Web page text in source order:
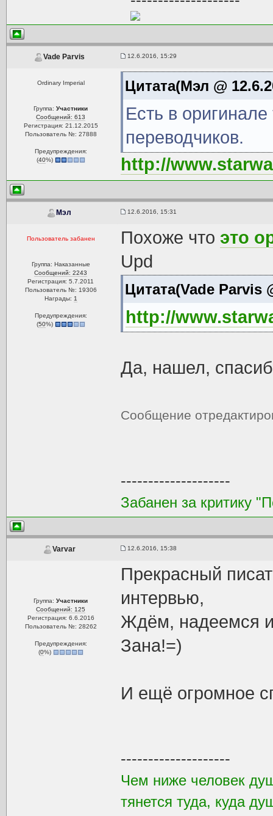
Vade Parvis 12.6.2016, 15:29
Ordinary Imperial
Группа:Участники
Сообщений: 613
Регистрация: 21.12.2015
Пользователь №: 27888
Предупреждения:
(40%)
Цитата(Мэл @
Есть в
переводчиков.
http://
Мэл 12.6.2016, 15:31
Пользователь забанен
Группа: Наказанные
Сообщений: 2243
Регистрация: 5.7.2011
Пользователь №: 19306
Награды: 1
Предупреждения:
(50%)
Похоже что это
Upd
Цитата(Vade Parvis
http://
Да, нашел,
Сообщение
--------------------
Забанен за критику
Varvar 12.6.2016, 15:38
Группа:Участники
Сообщений: 125
Регистрация: 6.6.2016
Пользователь №: 28262
Предупреждения:
(0%)
Прекрасный
интервью,
Ждём, надеемся и
Зана!=)
И ещё огромное
--------------------
Чем ниже человек
тянется туда, куда